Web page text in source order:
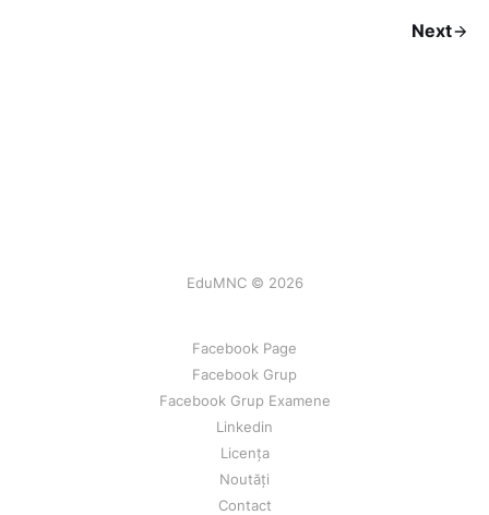
Next
EduMNC © 2026
Facebook Page
Facebook Grup
Facebook Grup Examene
Linkedin
Licența
Noutăți
Contact